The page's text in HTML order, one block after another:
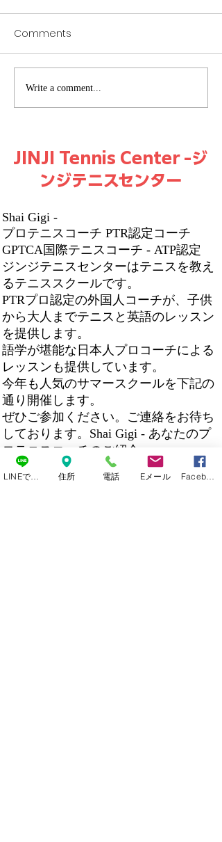
Playing Tennis at Jinji
Tennis Center, Shinjuku -
Shinjuku
Comments
Write a comment...
JINJI Tennis Center -ジ
ンジテニスセンター
Shai Gigi -
プロテニスコーチ PTR認定コーチ
GPTCA国際テニスコーチ - ATP認定 ​
ジンジテニスセンターはテニスを教え
るテニススクールです。
PTRプロ認定の外国人コーチが、子供
から大人までテニスと英語のレッスン
を提供します。
語学が堪能な日本人プロコーチによる
レッスンも提供しています。
今年も人気のサマースクールを下記の
通り開催します。
ぜひご参加ください。ご連絡をお待ち
しております。Shai Gigi - あなたのプ
ロテニスコーチのご紹介
ジンジテニスセンターでは、認定プロ
コーチによる一流のテニスレッスンを
住所 電話 Eメール